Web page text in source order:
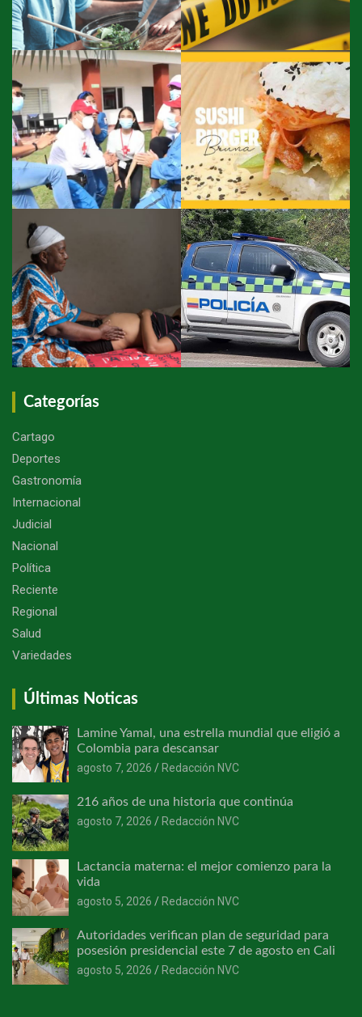
Categorías
Cartago
Deportes
Gastronomía
Internacional
Judicial
Nacional
Política
Reciente
Regional
Salud
Variedades
Últimas Noticas
Lamine Yamal, una estrella mundial que eligió a
Colombia para descansar
agosto 7, 2026
Redacción NVC
216 años de una historia que continúa
agosto 7, 2026
Redacción NVC
Lactancia materna: el mejor comienzo para la
vida
agosto 5, 2026
Redacción NVC
Autoridades verifican plan de seguridad para
posesión presidencial este 7 de agosto en Cali
agosto 5, 2026
Redacción NVC